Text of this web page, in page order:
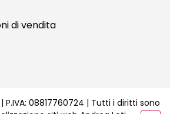
di vendita
08817760724 | Tutti i diritti sono